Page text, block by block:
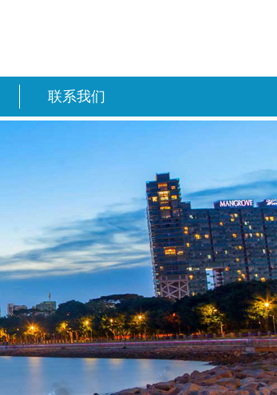
联系我们